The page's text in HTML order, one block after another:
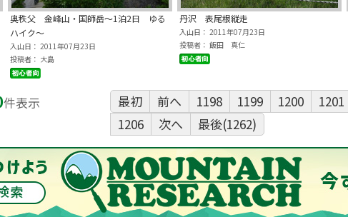
奥秩父 金峰山・国師岳～1泊2日 ゆる
ハイク～
入山日： 2011年07月23日
投稿者： 大島
丹沢 表尾根縦走
入山日： 2011年07月23日
投稿者： 飯田 真仁
件表示 最初 前へ 1198 1199 1200 1201
1206
次へ 最後(1262)